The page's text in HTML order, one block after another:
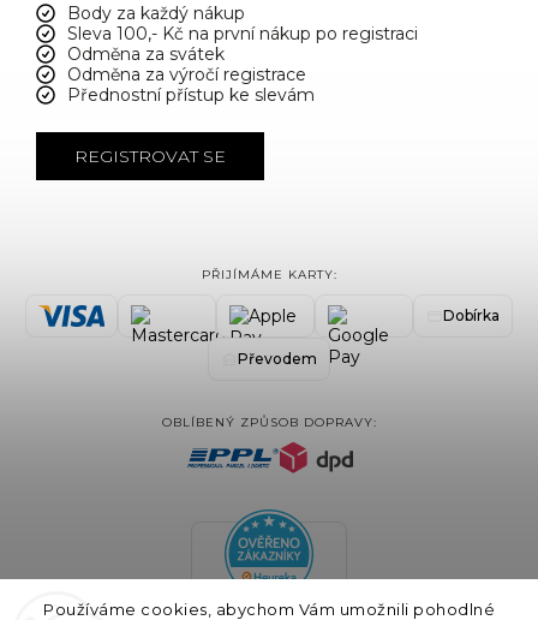
Používáme cookies, abychom Vám umožnili pohodlné
Body za každý nákup
Sleva 100,- Kč na první nákup po registraci
Odměna za svátek
Odměna za výročí registrace
Přednostní přístup ke slevám
REGISTROVAT SE
PŘIJÍMÁME KARTY:
Dobírka
Převodem
OBLÍBENÝ ZPŮSOB DOPRAVY: